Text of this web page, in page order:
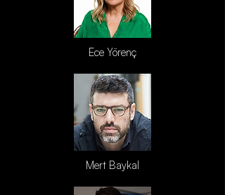
Ece Yörenç
Mert Baykal